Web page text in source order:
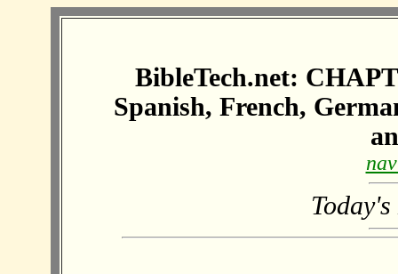
BibleTech.net:
Spanish, French,